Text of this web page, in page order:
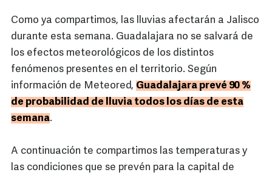
Como ya compartimos, las lluvias afectarán a Jalisco
durante esta semana. Guadalajara no se salvará de
los efectos meteorológicos de los distintos
fenómenos presentes en el territorio. Según
información de Meteored, Guadalajara prevé 90 %
de probabilidad de lluvia todos los días de esta
semana.
A continuación te compartimos las temperaturas y
las condiciones que se prevén para la capital de